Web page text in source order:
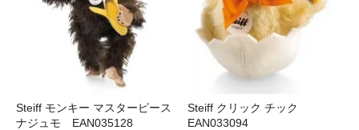
Steiff モンキー マスターピース
ナジュモ EAN035128
Steiff クリック チック
EAN033094